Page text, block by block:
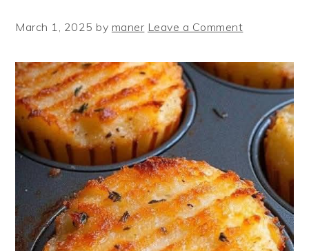
March 1, 2025 by maner Leave a Comment